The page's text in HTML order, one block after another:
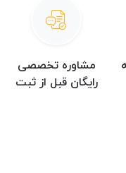
مشاوره تخصصی
رایگان قبل از ثبت